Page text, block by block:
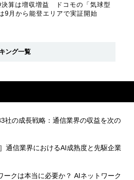
決算は増収増益 ドコモの「気球型
9月から能登エリアで実証開始
ング一覧
社の成長戦略：通信業界の収益を次の
通信業界におけるAI成熟度と先駆企業
ークは本当に必要か？ AIネットワーク